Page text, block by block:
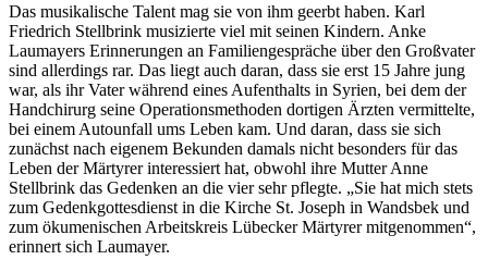
Das musikalische Talent mag sie von ihm geerbt haben. Karl
Friedrich Stellbrink musizierte viel mit seinen Kindern. Anke
Laumayers Erinnerungen an Familiengespräche über den Großvater
sind allerdings rar. Das liegt auch daran, dass sie erst 15 Jahre jung
war, als ihr Vater während eines Aufenthalts in Syrien, bei dem der
Handchirurg seine Operationsmethoden dortigen Ärzten vermittelte,
bei einem Autounfall ums Leben kam. Und daran, dass sie sich
zunächst nach eigenem Bekunden damals nicht besonders für das
Leben der Märtyrer interessiert hat, obwohl ihre Mutter Anne
Stellbrink das Gedenken an die vier sehr pflegte. „Sie hat mich stets
zum Gedenkgottesdienst in die Kirche St. Joseph in Wandsbek und
zum ökumenischen Arbeitskreis Lübecker Märtyrer mitgenommen“,
erinnert sich Laumayer.